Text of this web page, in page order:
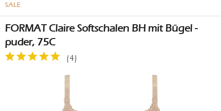
SALE
FORMAT Claire Softschalen BH mit Bügel -
puder, 75C
(4)